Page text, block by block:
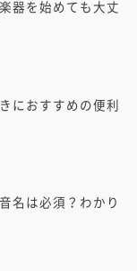
器を始めても大丈
におすすめの便利
名は必須？わかり